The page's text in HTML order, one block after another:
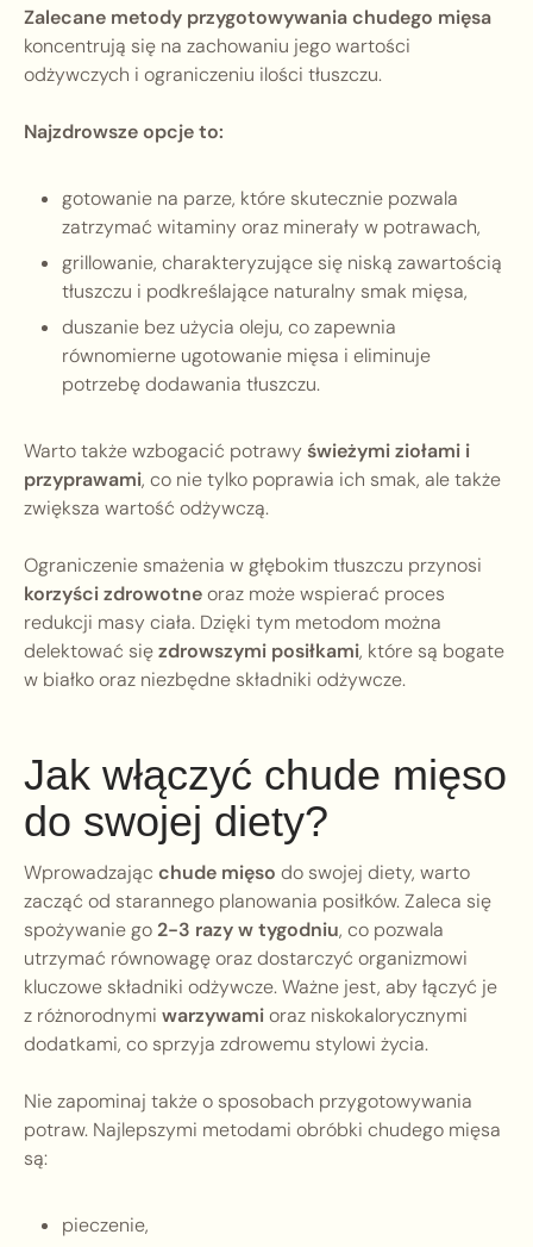
Zalecane metody przygotowywania chudego mięsa
koncentrują się na zachowaniu jego wartości
odżywczych i ograniczeniu ilości tłuszczu.
Najzdrowsze opcje to:
gotowanie na parze, które skutecznie pozwala
zatrzymać witaminy oraz minerały w potrawach,
grillowanie, charakteryzujące się niską zawartością
tłuszczu i podkreślające naturalny smak mięsa,
duszanie bez użycia oleju, co zapewnia
równomierne ugotowanie mięsa i eliminuje
potrzebę dodawania tłuszczu.
Warto także wzbogacić potrawy świeżymi ziołami i
przyprawami, co nie tylko poprawia ich smak, ale także
zwiększa wartość odżywczą.
Ograniczenie smażenia w głębokim tłuszczu przynosi
korzyści zdrowotneoraz może wspierać proces
redukcji masy ciała. Dzięki tym metodom można
delektować sięzdrowszymi posiłkami, które są bogate
w białko oraz niezbędne składniki odżywcze.
Jak włączyć chude mięso
do swojej diety?
Wprowadzając chude mięso do swojej diety, warto
zacząć od starannego planowania posiłków. Zaleca się
spożywanie go2-3 razy w tygodniu, co pozwala
utrzymać równowagę oraz dostarczyć organizmowi
kluczowe składniki odżywcze. Ważne jest, aby łączyć je
z różnorodnymi warzywamioraz niskokalorycznymi
dodatkami, co sprzyja zdrowemu stylowi życia.
Nie zapominaj także o sposobach przygotowywania
potraw. Najlepszymi metodami obróbki chudego mięsa
są:
pieczenie,